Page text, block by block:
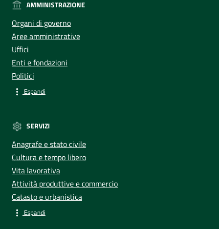
AMMINISTRAZIONE
Organi di governo
Aree amministrative
Uffici
Enti e fondazioni
Politici
Espandi
SERVIZI
Anagrafe e stato civile
Cultura e tempo libero
Vita lavorativa
Attività produttive e commercio
Catasto e urbanistica
Espandi